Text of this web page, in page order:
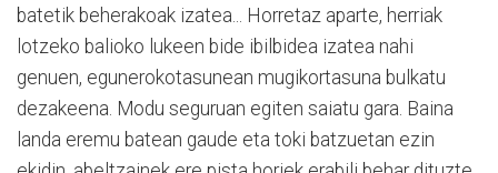
batetik beherakoak izatea... Horretaz aparte, herriak
lotzeko balioko lukeen bide ibilbidea izatea nahi
genuen, egunerokotasunean mugikortasuna bulkatu
dezakeena. Modu seguruan egiten saiatu gara. Baina
landa eremu batean gaude eta toki batzuetan ezin